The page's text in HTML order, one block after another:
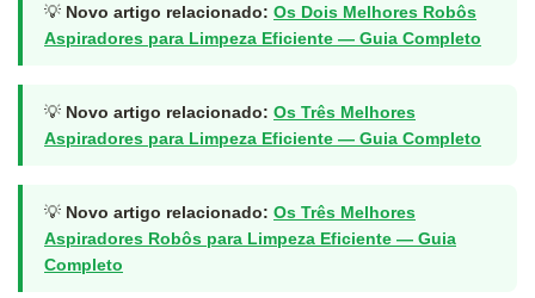
💡 Novo artigo relacionado: Os Dois Melhores Robôs
Aspiradores para Limpeza Eficiente — Guia Completo
💡 Novo artigo relacionado: Os Três Melhores
Aspiradores para Limpeza Eficiente — Guia Completo
💡 Novo artigo relacionado: Os Três Melhores
Aspiradores Robôs para Limpeza Eficiente — Guia
Completo